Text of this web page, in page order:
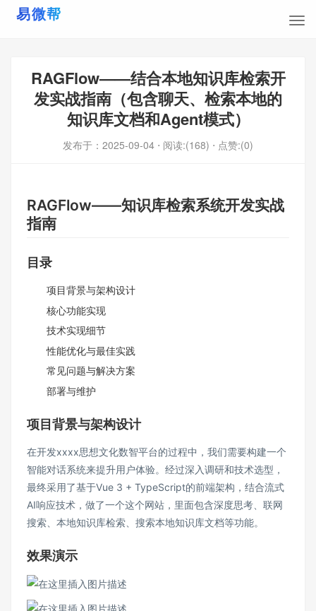
RAGFlow——结合本地知识库检索开
发实战指南（包含聊天、检索本地的
知识库文档和Agent模式）
发布于： 2025-09-04 ⋅ 阅读:(168) ⋅ 点赞:(0)
RAGFlow——知识库检索系统开发实战
指南
目录
项目背景与架构设计
核心功能实现
技术实现细节
性能优化与最佳实践
常见问题与解决方案
部署与维护
项目背景与架构设计
在开发xxxx思想文化数智平台的过程中，我们需要构建一个
智能对话系统来提升用户体验。经过深入调研和技术选型，
最终采用了基于Vue 3 + TypeScript的前端架构，结合流式
AI响应技术，做了一个这个网站，里面包含深度思考、联网
搜索、本地知识库检索、搜索本地知识库文档等功能。
效果演示